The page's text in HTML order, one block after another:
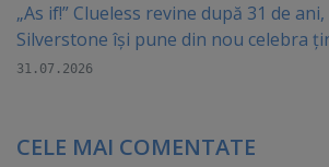
„As if!” Clueless revine după 31 de
Silverstone își pune din nou celebra
31.07.2026
CELE MAI COMENTATE